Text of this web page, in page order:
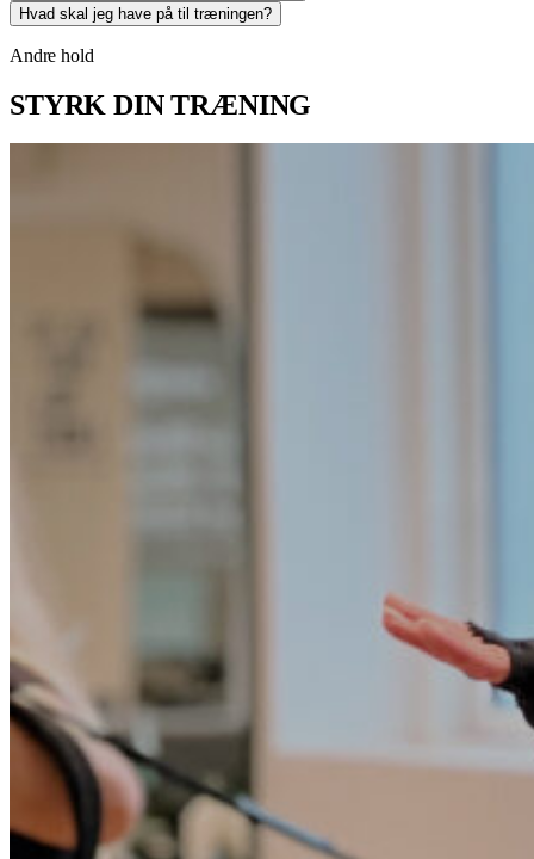
Hvad skal jeg have på til træningen?
Andre hold
STYRK DIN TRÆNING